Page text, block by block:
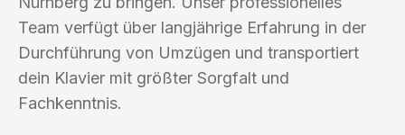
Team verfügt über langjährige Erfahrung in der
Durchführung von Umzügen und transportiert
dein Klavier mit größter Sorgfalt und
Fachkenntnis.